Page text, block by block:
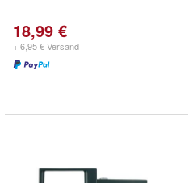
18,99 €
+ 6,95 € Versand